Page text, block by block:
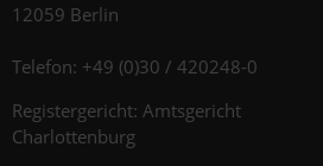
12059 Berlin
Telefon: +49 (0)30 / 420248-0
Registergericht: Amtsgericht
Charlottenburg